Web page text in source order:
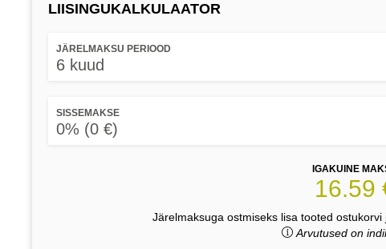
LIISINGUKALKULAATOR
JÄRELMAKSU PERIOOD
6 kuud
SISSEMAKSE
0% (0 €)
IGAKUINE
16.59
Järelmaksuga ostmiseks lisa tooted
Arvutused on